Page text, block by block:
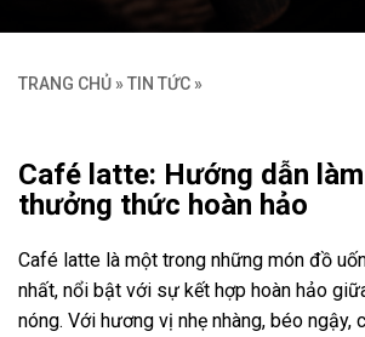
TRANG CHỦ » TIN TỨC »
Café latte: Hướng dẫn
thưởng thức hoàn hảo
Café latte là một trong những món đồ
nhất, nổi bật với sự kết hợp hoàn hảo
nóng. Với hương vị nhẹ nhàng, béo ngậy,